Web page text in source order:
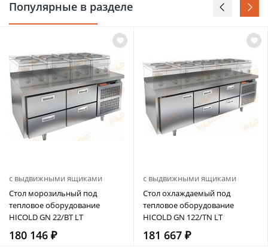
Популярные в разделе
с выдвижными ящиками
Стол морозильный под
тепловое оборудование
HICOLD GN 22/BT LT
180 146 ₽
с выдвижными ящиками
Стол охлаждаемый под
тепловое оборудование
HICOLD GN 122/TN LT
181 667 ₽